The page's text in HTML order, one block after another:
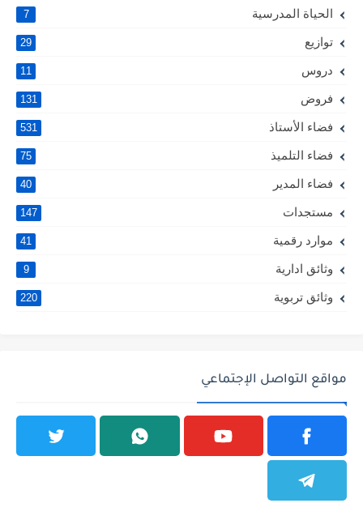
الحياة المدرسية 7
توازيع 29
دروس 11
فروض 131
فضاء الأستاذ 531
فضاء التلميذ 75
فضاء المدير 40
مستجدات 147
موارد رقمية 41
وثائق ادارية 9
وثائق تربوية 220
مواقع التواصل الإجتماعي